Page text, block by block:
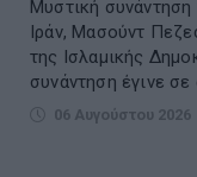
Μυστική
Ιράν, Μασούντ
της Ισλαμικής
συνάντηση έγινε σε
06 Αυγούστου 2026